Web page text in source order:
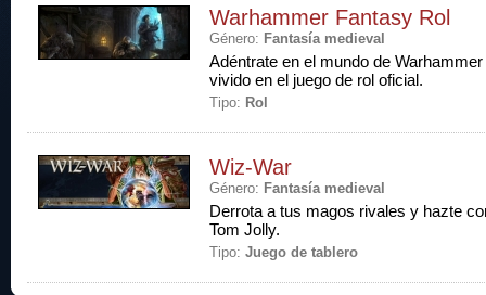
Warhammer Fantasy Rol
Género: Fantasía medieval
Adéntrate en el mundo de
vivido en el juego de rol oficial.
Tipo: Rol
Wiz-War
Género: Fantasía medieval
Derrota a tus magos rivales y hazte
Tom Jolly.
Tipo: Juego de tablero